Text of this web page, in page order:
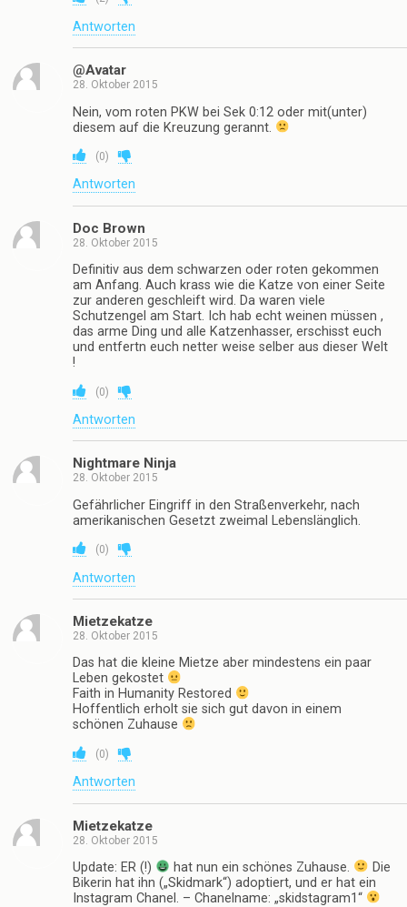
Antworten
@Avatar
28. Oktober 2015
Nein, vom roten PKW bei Sek 0:12 oder mit(unter)
diesem auf die Kreuzung gerannt.
(0)
Antworten
Doc Brown
28. Oktober 2015
Definitiv aus dem schwarzen oder roten gekommen
am Anfang. Auch krass wie die Katze von einer Seite
zur anderen geschleift wird. Da waren viele
Schutzengel am Start. Ich hab echt weinen müssen ,
das arme Ding und alle Katzenhasser, erschisst euch
und entfertn euch netter weise selber aus dieser Welt
!
(0)
Antworten
Nightmare Ninja
28. Oktober 2015
Gefährlicher Eingriff in den Straßenverkehr, nach
amerikanischen Gesetzt zweimal Lebenslänglich.
(0)
Antworten
Mietzekatze
28. Oktober 2015
Das hat die kleine Mietze aber mindestens ein paar
Leben gekostet
Faith in Humanity Restored
Hoffentlich erholt sie sich gut davon in einem
schönen Zuhause
(0)
Antworten
Mietzekatze
28. Oktober 2015
Update: ER (!) hat nun ein schönes Zuhause.
Die
Bikerin hat ihn („Skidmark“) adoptiert, und er hat ein
Instagram Chanel. – Chanelname: „skidstagram1“